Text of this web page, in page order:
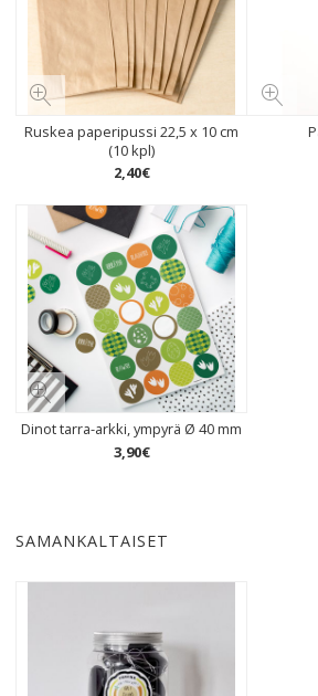
Ruskea paperipussi 22,5 x 10 cm
(10 kpl)
2,40€
Dinot tarra-arkki, ympyrä Ø 40 mm
3,90€
SAMANKALTAISET